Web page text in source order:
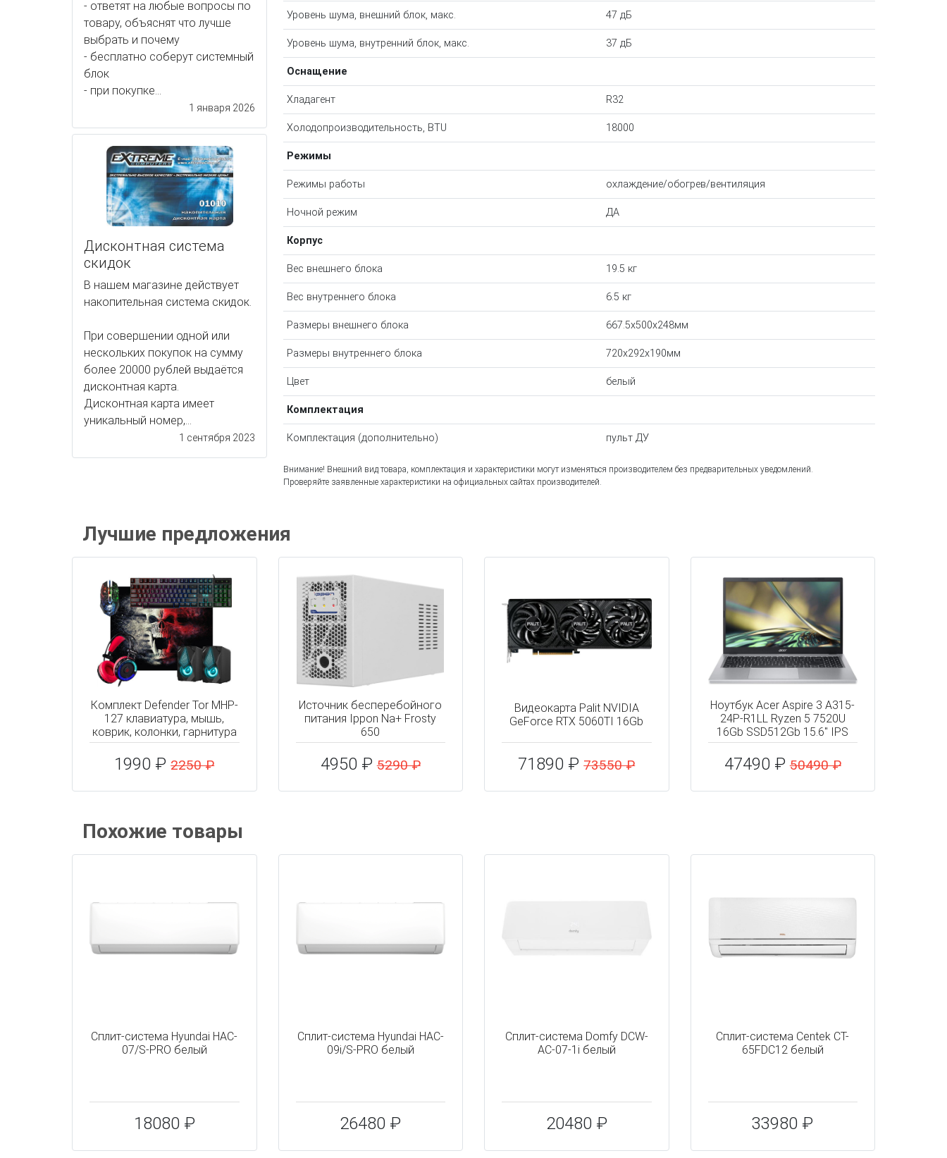
- ответят на любые вопросы по
товару, объяснят что лучше
выбрать и почему
- бесплатно соберут системный
блок
- при покупке...
1 января 2026
Дисконтная система
скидок
В нашем магазине действует
накопительная система скидок.
При совершении одной или
нескольких покупок на сумму
более 20000 рублей выдаётся
дисконтная карта.
Дисконтная карта имеет
уникальный номер,...
1 сентября 2023
Уровень шума, внешний блок, макс. 47 дБ
Уровень шума, внутренний блок, макс. 37 дБ
Оснащение
Хладагент R32
Холодопроизводительность, BTU 18000
Режимы
Режимы работы охлаждение/обогрев/вентиляция
Ночной режим ДА
Корпус
Вес внешнего блока 19.5 кг
Вес внутреннего блока 6.5 кг
Размеры внешнего блока 667.5x500x248мм
Размеры внутреннего блока 720x292x190мм
Цвет белый
Комплектация
Комплектация (дополнительно) пульт ДУ
Внимание! Внешний вид товара, комплектация и характеристики могут изменяться производителем без предварительных уведомлений.
Проверяйте заявленные характеристики на официальных сайтах производителей.
Лучшие предложения
Комплект Defender Tor MHP-
127 клавиатура, мышь,
коврик, колонки, гарнитура
1990 ₽2250 ₽
Источник бесперебойного
питания Ippon Na+ Frosty
650
4950 ₽5290 ₽
Видеокарта Palit NVIDIA
GeForce RTX 5060TI 16Gb
71890 ₽73550 ₽
Ноутбук Acer Aspire 3 A315-
24P-R1LL Ryzen 5 7520U
16Gb SSD512Gb 15.6" IPS
47490 ₽50490 ₽
Похожие товары
Сплит-система Hyundai HAC-
07/S-PRO белый
18080 ₽
Сплит-система Hyundai HAC-
09i/S-PRO белый
26480 ₽
Сплит-система Domfy DCW-
AC-07-1i белый
20480 ₽
Сплит-система Centek CT-
65FDC12 белый
33980 ₽